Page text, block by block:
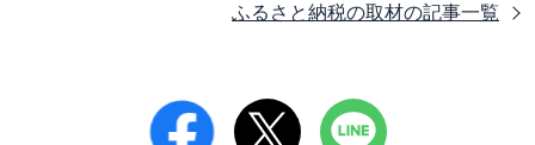
ふるさと納税の取材の記事一覧